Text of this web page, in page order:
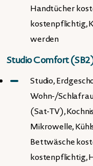
Handtücher
kostenpflichtig,
werden
Studio Comfort
Studio,
Wohn-/
(Sat-TV),
Mikrowelle,
Bettwäsche
kostenpflichtig,